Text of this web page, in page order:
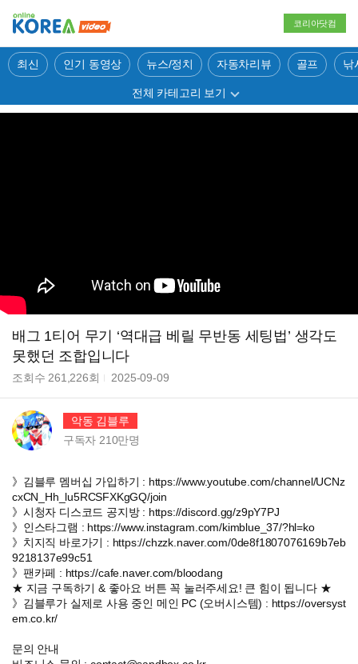
코리아닷컴
최신 인기 동영상 뉴스/정치 자동차리뷰 골프 낚
전체 카테고리 보기
배그 1티어 무기 ‘역대급 베릴 무반동 세팅법’ 생각도
못했던 조합입니다
조회수 261,226회 2025-09-09
악동 김블루
구독자 210만명
》김블루 멤버십 가입하기 : https://www.youtube.com/channel/UCNz
cxCN_Hh_lu5RCSFXKgGQ/join
》시청자 디스코드 공지방 : https://discord.gg/z9pY7PJ
》인스타그램 : https://www.instagram.com/kimblue_37/?hl=ko
》치지직 바로가기 : https://chzzk.naver.com/0de8f1807076169b7eb
9218137e99c51
》팬카페 : https://cafe.naver.com/bloodang
★ 지금 구독하기 & 좋아요 버튼 꼭 눌러주세요! 큰 힘이 됩니다 ★
》김블루가 실제로 사용 중인 메인 PC (오버시스템) : https://oversyst
em.co.kr/
문의 안내